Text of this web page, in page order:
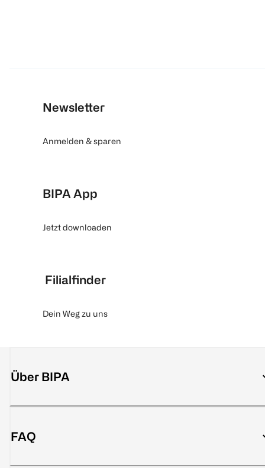
Newsletter
Anmelden & sparen
BIPA App
Jetzt downloaden
Filialfinder
Dein Weg zu uns
Über BIPA
FAQ